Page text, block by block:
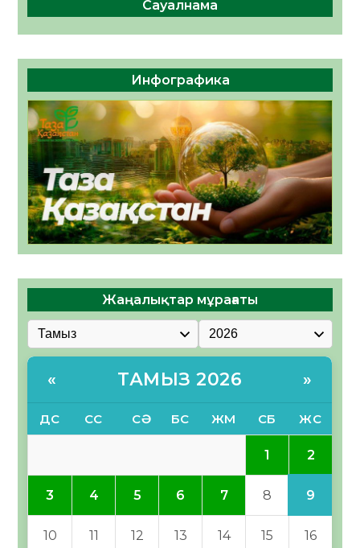
Сауалнама
Инфографика
Жаңалықтар мұрағаты
« ТАМЫЗ 2026 »
ДС СС СӘ БС ЖМ СБ ЖС
1 2
3 4 5 6 7 8 9
10 11 12 13 14 15 16